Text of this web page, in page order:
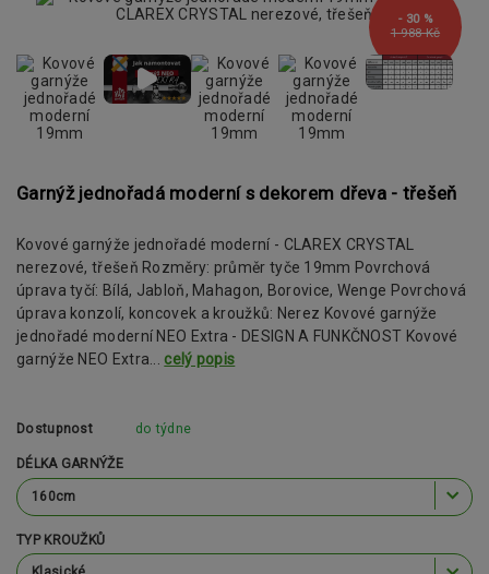
1 988 Kč
- 30 %
Garnýž jednořadá moderní s dekorem dřeva - třešeň
Kovové garnýže jednořadé moderní - CLAREX CRYSTAL
nerezové, třešeň Rozměry: průměr tyče 19mm Povrchová
úprava tyčí: Bílá, Jabloň, Mahagon, Borovice, Wenge Povrchová
úprava konzolí, koncovek a kroužků: Nerez Kovové garnýže
jednořadé moderní NEO Extra - DESIGN A FUNKČNOST Kovové
garnýže NEO Extra... celý popis
Dostupnost do týdne
DÉLKA GARNÝŽE
TYP KROUŽKŮ